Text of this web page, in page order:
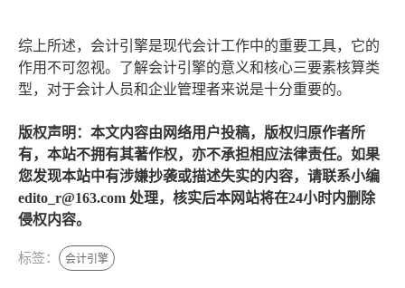
综上所述，会计引擎是现代会计工作中的重要工具，它的
作用不可忽视。了解会计引擎的意义和核心三要素核算类
型，对于会计人员和企业管理者来说是十分重要的。
版权声明：本文内容由网络用户投稿，版权归原作者所
有，本站不拥有其著作权，亦不承担相应法律责任。如果
您发现本站中有涉嫌抄袭或描述失实的内容，请联系小编
edito_r@163.com 处理，核实后本网站将在24小时内删除
侵权内容。
标签： 会计引擎